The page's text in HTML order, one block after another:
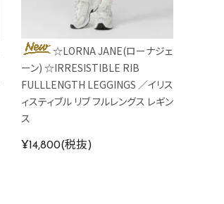
☆LORNA JANE(ローナジェ
ーン) ☆IRRESISTIBLE RIB
FULLLENGTH LEGGINGS ／イリス
ィスティブル リブ フルレングス レギン
ス
¥14,800(税抜)